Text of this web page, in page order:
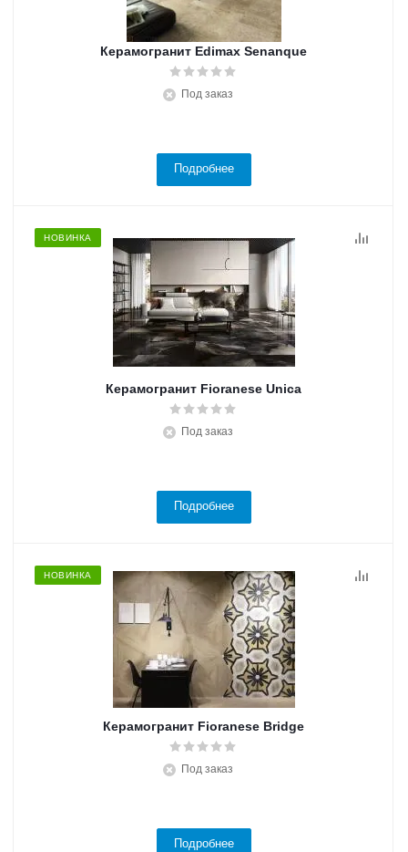
Керамогранит Edimax Senanque
Под заказ
Подробнее
НОВИНКА
Керамогранит Fioranese Unica
Под заказ
Подробнее
НОВИНКА
Керамогранит Fioranese Bridge
Под заказ
Подробнее